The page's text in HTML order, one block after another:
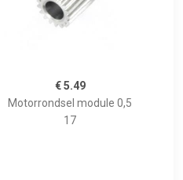
€ 5.49
Motorrondsel module 0,5
17